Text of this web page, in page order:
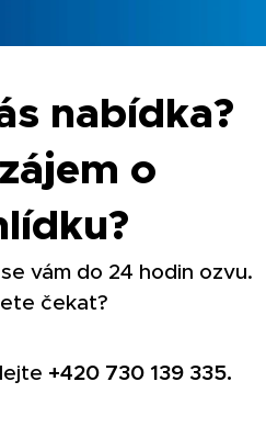
nabídka?
o
vám do 24 hodin ozvu.
čekat?
+420730 139 335.